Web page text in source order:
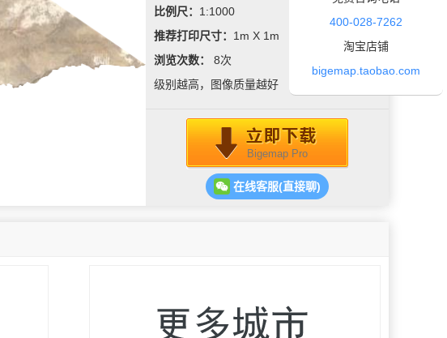
比例尺： 1:1000
推荐打印尺寸： 1m X 1m
浏览次数： 8次
级别越高，图像质量越好
Bigemap Pro
在线客服(直接聊)
400-028-7262
淘宝店铺
bigemap.taobao.com